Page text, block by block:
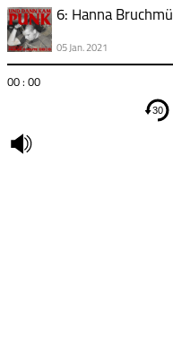
6: Hanna
05 Jan. 2021
00 : 00
30